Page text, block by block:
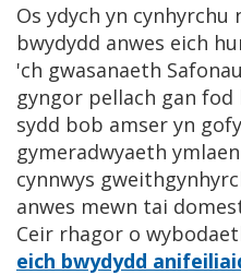
Os ydych yn cynhyrchu
bwydydd anwes eich
'ch gwasanaeth
gyngor pellach gan
sydd bob amser yn
gymeradwyaeth
cynnwys
anwes mewn tai
Ceir rhagor o
eich bwydydd